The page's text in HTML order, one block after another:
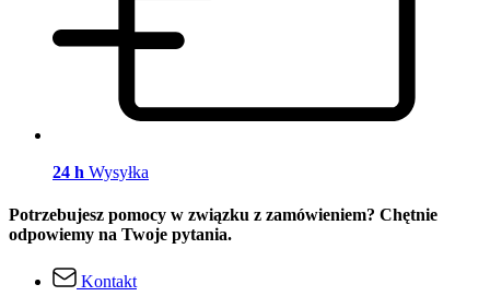
24 h Wysyłka
Potrzebujesz pomocy w związku z zamówieniem? Chętnie
odpowiemy na Twoje pytania.
Kontakt